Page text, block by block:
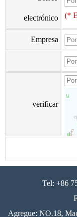
electrónico (*
Empresa
verificar
Tel: +86
Agregue: NO.18,